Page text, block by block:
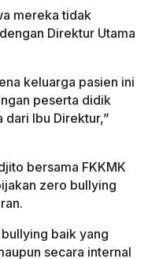
mereka tidak
Direktur Utama
keluarga pasien ini
peserta didik
Ibu Direktur,”
bersama FKKMK
zero bullying
baik yang
secara internal